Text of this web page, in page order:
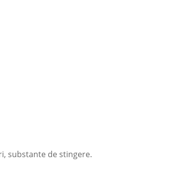
substante de stingere.